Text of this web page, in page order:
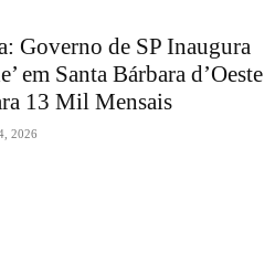
Governo de SP Inaugura
em Santa Bárbara d’Oeste
13 Mil Mensais
2026